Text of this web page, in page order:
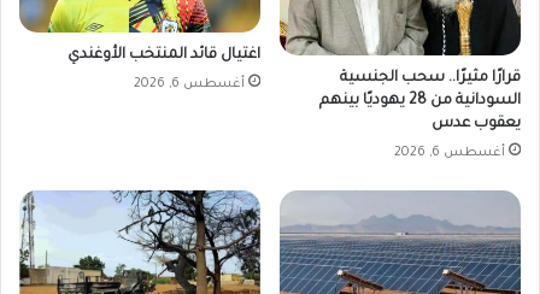
ا
م
ي
ن
ا
ل
س
و
د
ا
قرارًا مثيرًا.. سحب الجنسية
السودانية من 28 يهوديًا بينهم
يعقوب عدس
أغسطس 6, 2026
اغتيال قائد المنتخب الأوغندي
أغسطس 6, 2026